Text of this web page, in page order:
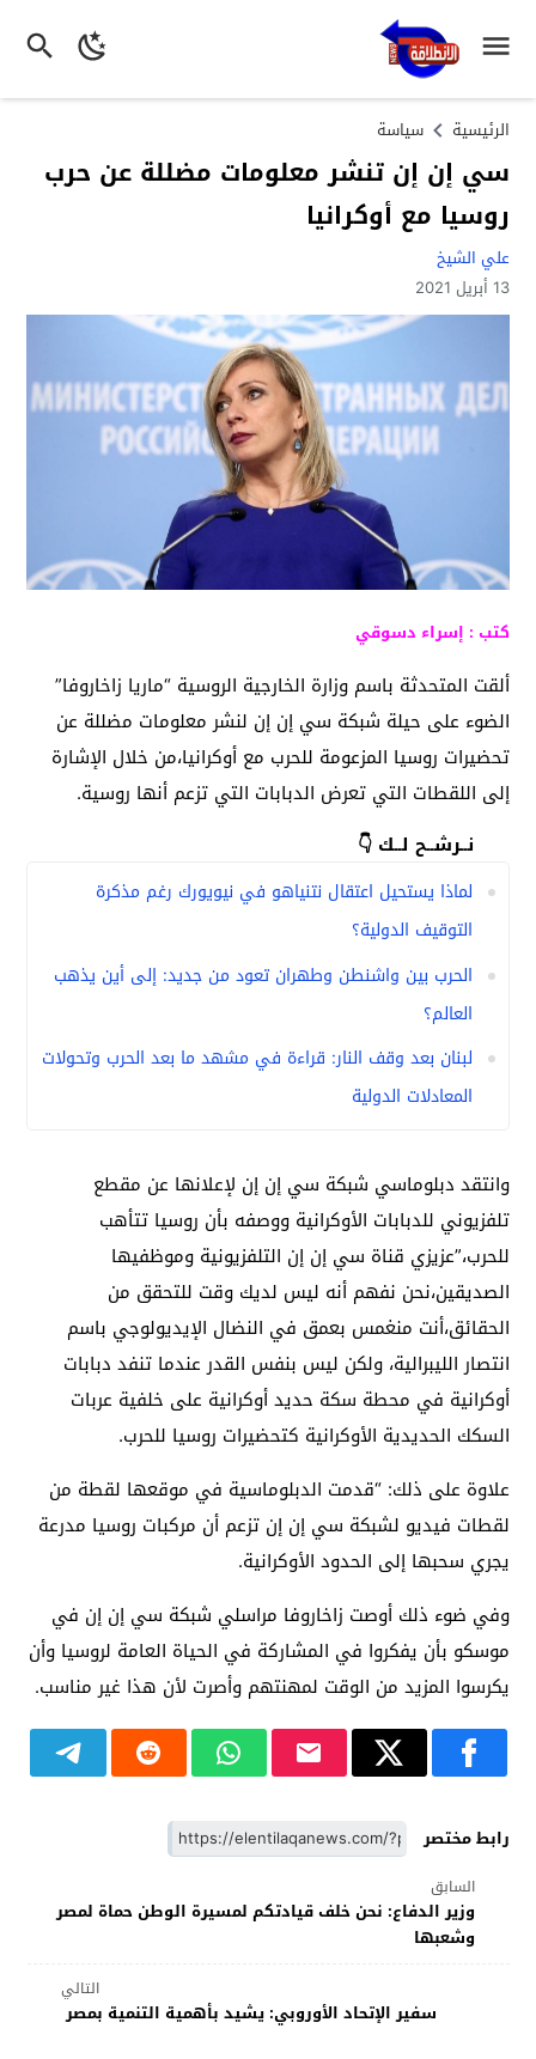
الرئيسية سياسة
سي إن إن تنشر معلومات مضللة عن حرب
روسيا مع أوكرانيا
علي الشيخ
13 أبريل 2021
كتب : إسراء دسوقي
ألقت المتحدثة باسم وزارة الخارجية الروسية “ماريا زاخاروفا”
الضوء على حيلة شبكة سي إن إن لنشر معلومات مضللة عن
تحضيرات روسيا المزعومة للحرب مع أوكرانيا،من خلال الإشارة
إلى اللقطات التي تعرض الدبابات التي تزعم أنها روسية.
نــرشــح لــك 👇
لماذا يستحيل اعتقال نتنياهو في نيويورك رغم مذكرة
التوقيف الدولية؟
الحرب بين واشنطن وطهران تعود من جديد: إلى أين يذهب
العالم؟
لبنان بعد وقف النار: قراءة في مشهد ما بعد الحرب وتحولات
المعادلات الدولية
وانتقد دبلوماسي شبكة سي إن إن لإعلانها عن مقطع
تلفزيوني للدبابات الأوكرانية ووصفه بأن روسيا تتأهب
للحرب،”عزيزي قناة سي إن إن التلفزيونية وموظفيها
الصديقين،نحن نفهم أنه ليس لديك وقت للتحقق من
الحقائق،أنت منغمس بعمق في النضال الإيديولوجي باسم
انتصار الليبرالية، ولكن ليس بنفس القدر عندما تنفد دبابات
أوكرانية في محطة سكة حديد أوكرانية على خلفية عربات
السكك الحديدية الأوكرانية كتحضيرات روسيا للحرب.
علاوة على ذلك: “قدمت الدبلوماسية في موقعها لقطة من
لقطات فيديو لشبكة سي إن إن تزعم أن مركبات روسيا مدرعة
يجري سحبها إلى الحدود الأوكرانية.
وفي ضوء ذلك أوصت زاخاروفا مراسلي شبكة سي إن إن في
موسكو بأن يفكروا في المشاركة في الحياة العامة لروسيا وأن
يكرسوا المزيد من الوقت لمهنتهم وأصرت لأن هذا غير مناسب.
رابط مختصر
السابق
وزير الدفاع: نحن خلف قيادتكم لمسيرة الوطن حماة لمصر
وشعبها
التالي
سفير الإتحاد الأوروبي: يشيد بأهمية التنمية بمصر